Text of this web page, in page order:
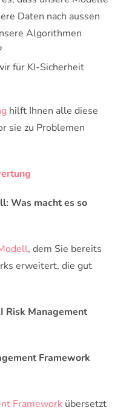
Daten nach aussen
Algorithmen
für KI-Sicherheit
hilft Ihnen alle diese
sie zu Problemen
Was macht es so
, dem Sie bereits
erweitert, die gut
Risk Management
Framework
Framework übersetzt